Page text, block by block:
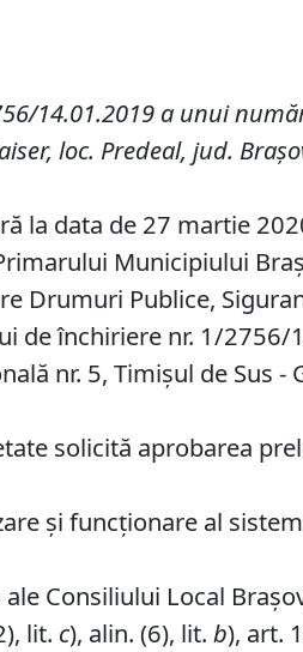
14.01.2019 a unui
loc. Predeal, jud.
la data de 27 martie
Municipiului
Drumuri Publice,
de închiriere nr. 1/
nr. 5, Timişul de Sus -
solicită aprobarea
și funcționare al
Consiliului Local
lit. c), alin. (6), lit.b), art.